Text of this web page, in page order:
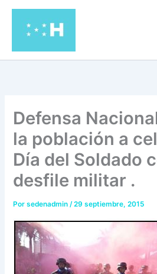
contenido
Defensa
la población a
Día del Soldado
desfile militar .
Porsedenadmin/29 septiembre, 2015